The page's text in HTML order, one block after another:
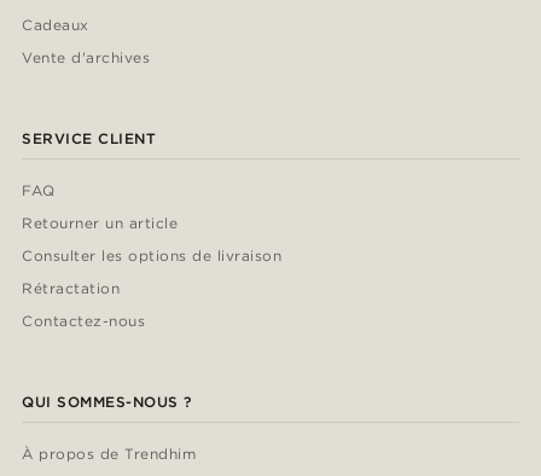
Cadeaux
Vente d'archives
SERVICE CLIENT
FAQ
Retourner un article
Consulter les options de livraison
Rétractation
Contactez-nous
QUI SOMMES-NOUS ?
À propos de Trendhim